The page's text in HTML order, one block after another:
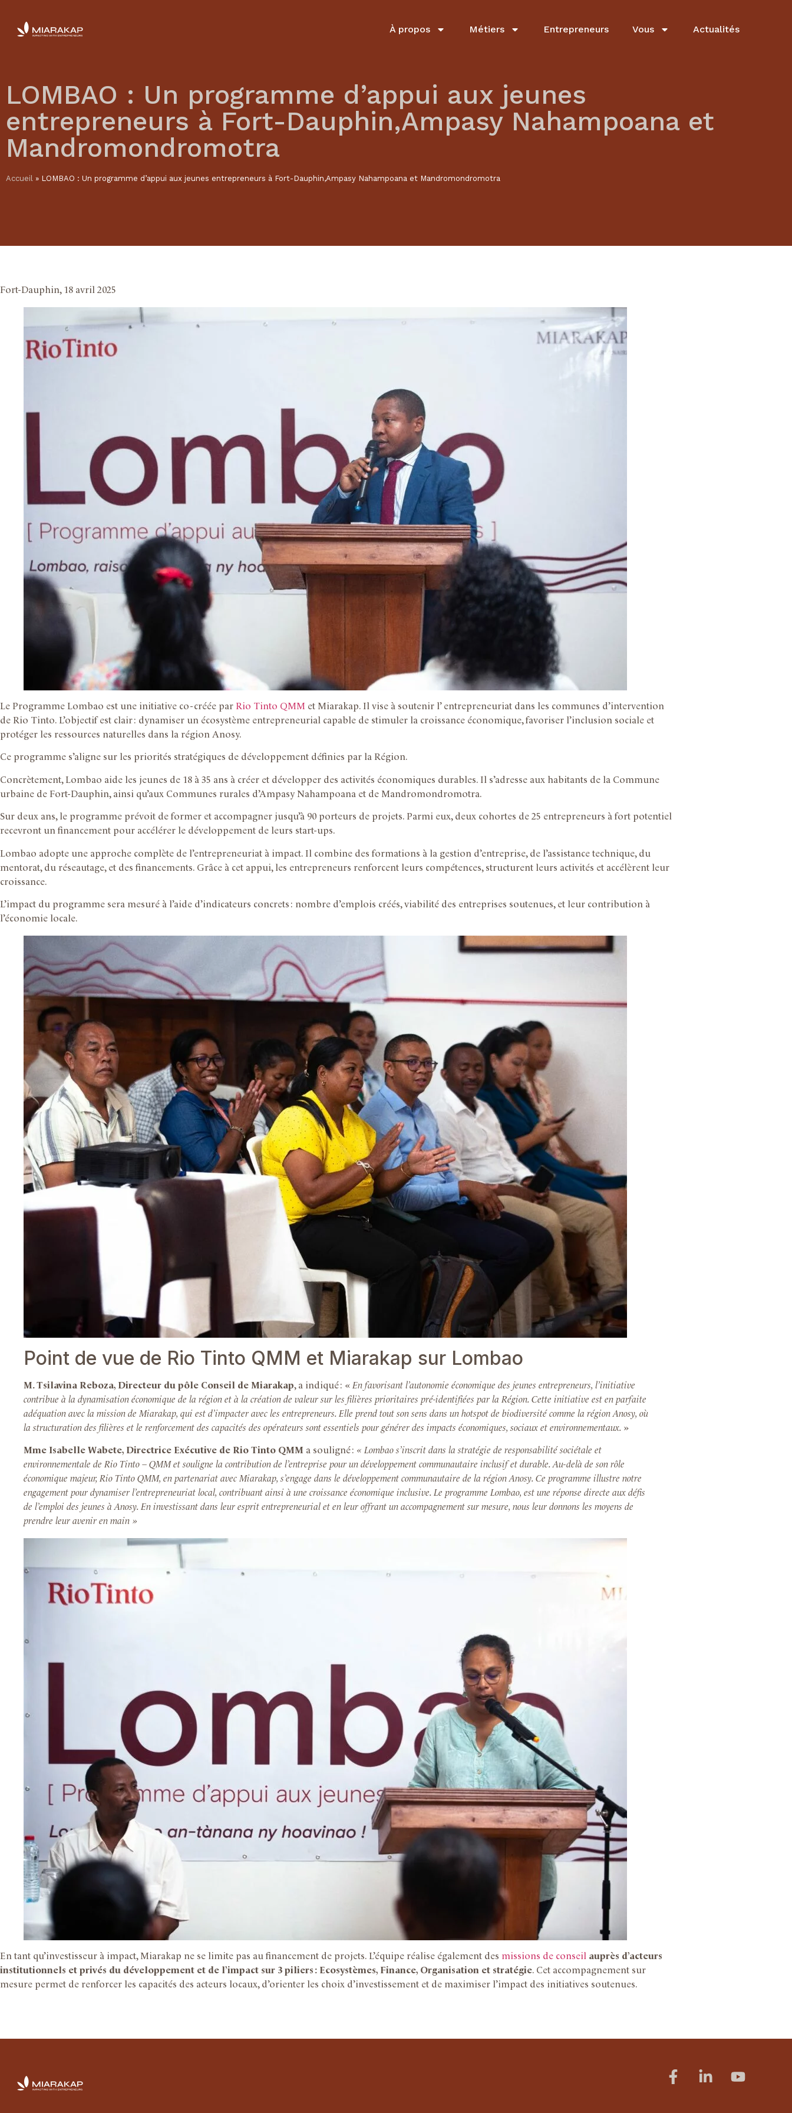
À propos Métiers Entrepreneurs Vous Actualités
LOMBAO : Un programme d’appui aux jeunes
entrepreneurs à Fort-Dauphin,Ampasy Nahampoana et
Mandromondromotra
Accueil » LOMBAO : Un programme d’appui aux jeunes entrepreneurs à Fort-Dauphin,Ampasy Nahampoana et Mandromondromotra
Fort-Dauphin, 18 avril 2025
Le Programme Lombao est une initiative co-créée par Rio Tinto QMM et Miarakap. Il vise à soutenir l’ entrepreneuriat dans les communes d’intervention
de Rio Tinto. L’objectif est clair : dynamiser un écosystème entrepreneurial capable de stimuler la croissance économique, favoriser l’inclusion sociale et
protéger les ressources naturelles dans la région Anosy.
Ce programme s’aligne sur les priorités stratégiques de développement définies par la Région.
Concrètement, Lombao aide les jeunes de 18 à 35 ans à créer et développer des activités économiques durables. Il s’adresse aux habitants de la Commune
urbaine de Fort-Dauphin, ainsi qu’aux Communes rurales d’Ampasy Nahampoana et de Mandromondromotra.
Sur deux ans, le programme prévoit de former et accompagner jusqu’à 90 porteurs de projets. Parmi eux, deux cohortes de 25 entrepreneurs à fort potentiel
recevront un financement pour accélérer le développement de leurs start-ups.
Lombao adopte une approche complète de l’entrepreneuriat à impact. Il combine des formations à la gestion d’entreprise, de l’assistance technique, du
mentorat, du réseautage, et des financements. Grâce à cet appui, les entrepreneurs renforcent leurs compétences, structurent leurs activités et accélèrent leur
croissance.
L’impact du programme sera mesuré à l’aide d’indicateurs concrets : nombre d’emplois créés, viabilité des entreprises soutenues, et leur contribution à
l’économie locale.
Point de vue de Rio Tinto QMM et Miarakap sur Lombao
M. Tsilavina Reboza, Directeur du pôle Conseil de Miarakap, a indiqué : « En favorisant l’autonomie économique des jeunes entrepreneurs, l’initiative
contribue à la dynamisation économique de la région et à la création de valeur sur les filières prioritaires pré-identifiées par la Région. Cette initiative est en parfaite
adéquation avec la mission de Miarakap, qui est d’impacter avec les entrepreneurs. Elle prend tout son sens dans un hotspot de biodiversité comme la région Anosy, où
la structuration des filières et le renforcement des capacités des opérateurs sont essentiels pour générer des impacts économiques, sociaux et environnementaux. »
Mme Isabelle Wabete, Directrice Exécutive de Rio Tinto QMM a souligné : « Lombao s’inscrit dans la stratégie de responsabilité sociétale et
environnementale de Rio Tinto – QMM et souligne la contribution de l’entreprise pour un développement communautaire inclusif et durable. Au-delà de son rôle
économique majeur, Rio Tinto QMM, en partenariat avec Miarakap, s’engage dans le développement communautaire de la région Anosy. Ce programme illustre notre
engagement pour dynamiser l’entrepreneuriat local, contribuant ainsi à une croissance économique inclusive. Le programme Lombao, est une réponse directe aux défis
de l’emploi des jeunes à Anosy. En investissant dans leur esprit entrepreneurial et en leur offrant un accompagnement sur mesure, nous leur donnons les moyens de
prendre leur avenir en main »
En tant qu’investisseur à impact, Miarakap ne se limite pas au financement de projets. L’équipe réalise également des missions de conseil auprès d’acteurs
institutionnels et privés du développement et de l’impact sur 3 piliers : Ecosystèmes, Finance, Organisation et stratégie. Cet accompagnement sur
mesure permet de renforcer les capacités des acteurs locaux, d’orienter les choix d’investissement et de maximiser l’impact des initiatives soutenues.